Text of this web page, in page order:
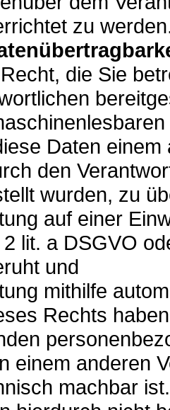
zu
die Sie
Daten
den
wurden, zu
auf einer
lit. a DSGVO
und
mithilfe
Rechts
einem anderen
machbar